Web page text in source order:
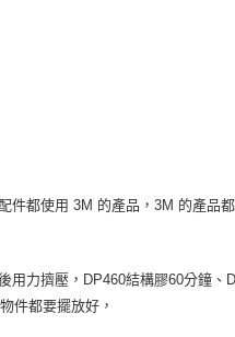
件都使用 3M 的產品，3M 的產品都
用力擠壓，DP460結構膠60分鐘、
件都要擺放好，